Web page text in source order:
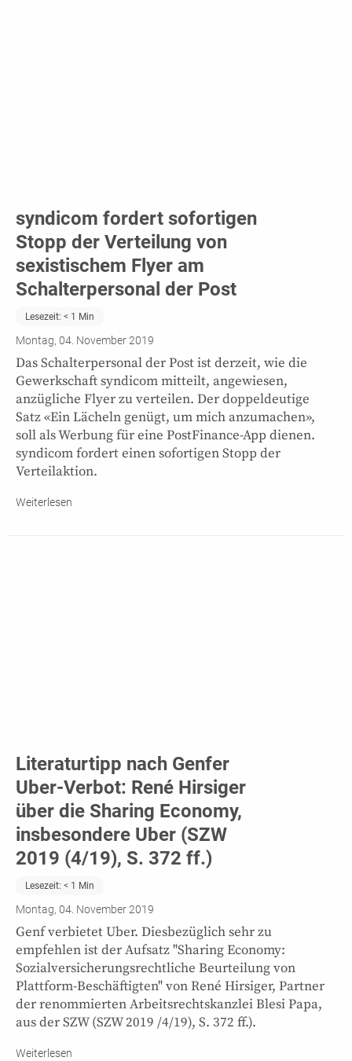
syndicom fordert sofortigen
Stopp der Verteilung von
sexistischem Flyer am
Schalterpersonal der Post
Lesezeit: < 1 Min
Montag, 04. November 2019
Das Schalterpersonal der Post ist derzeit, wie die
Gewerkschaft syndicom mitteilt, angewiesen,
anzügliche Flyer zu verteilen. Der doppeldeutige
Satz «Ein Lächeln genügt, um mich anzumachen»,
soll als Werbung für eine PostFinance-App dienen.
syndicom fordert einen sofortigen Stopp der
Verteilaktion.
Weiterlesen
Literaturtipp nach Genfer
Uber-Verbot: René Hirsiger
über die Sharing Economy,
insbesondere Uber (SZW
2019 (4/19), S. 372 ff.)
Lesezeit: < 1 Min
Montag, 04. November 2019
Genf verbietet Uber. Diesbezüglich sehr zu
empfehlen ist der Aufsatz "Sharing Economy:
Sozialversicherungsrechtliche Beurteilung von
Plattform-Beschäftigten" von René Hirsiger, Partner
der renommierten Arbeitsrechtskanzlei Blesi Papa,
aus der SZW (SZW 2019 /4/19), S. 372 ff.).
Weiterlesen